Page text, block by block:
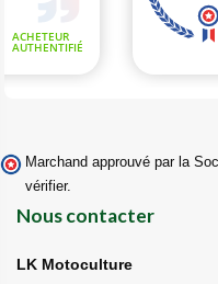
Marchand approuvé par la
vérifier.
Nous contacter
LK Motoculture